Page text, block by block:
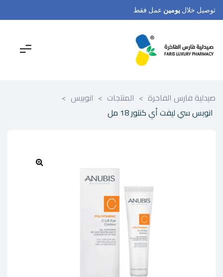
توصيل خلال يومين عمل فقط
صيدلية فارس الفاخرة > المنتجات > انوبيس >
انوبس سي ليفت أي كنتور 18 مل